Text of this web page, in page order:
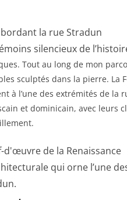
silencieux de
Tout au long de mon
sculptés dans la pierre. La
à l’une des extrémités de la
et dominicain, avec leurs
qui orne l’une